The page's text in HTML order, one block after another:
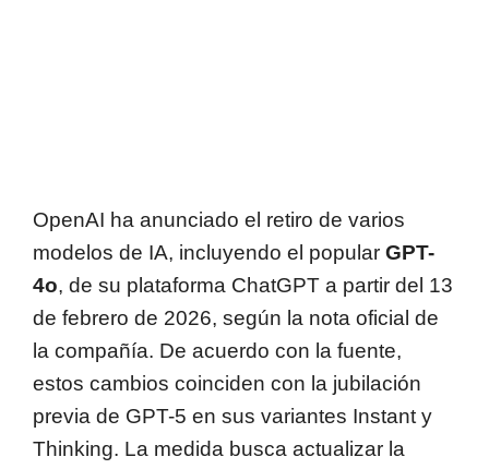
OpenAI ha anunciado el retiro de varios
modelos de IA, incluyendo el popular GPT-
4o, de su plataforma ChatGPT a partir del 13
de febrero de 2026, según la nota oficial de
la compañía. De acuerdo con la fuente,
estos cambios coinciden con la jubilación
previa de GPT-5 en sus variantes Instant y
Thinking. La medida busca actualizar la